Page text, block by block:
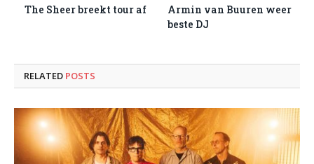
The Sheer breekt tour af
Armin van Buuren weer
beste DJ
RELATED POSTS